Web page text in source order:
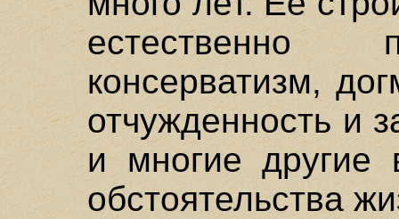
естественно
консерватизм,
отчужденность и
и многие другие
обстоятельства